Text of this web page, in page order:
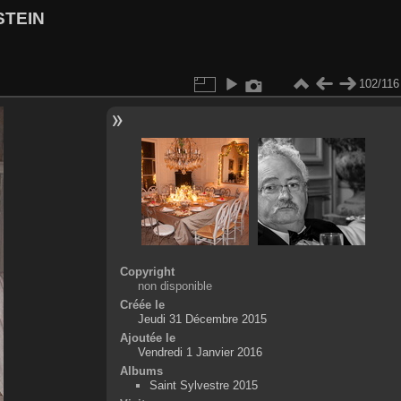
102/116
Copyright
non disponible
Créée le
Jeudi 31 Décembre 2015
Ajoutée le
Vendredi 1 Janvier 2016
Albums
Saint Sylvestre 2015